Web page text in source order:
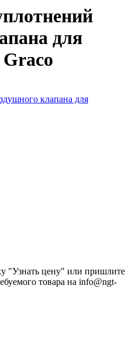
для
"Узнать цену" или пришлите
товара на info@ngt-